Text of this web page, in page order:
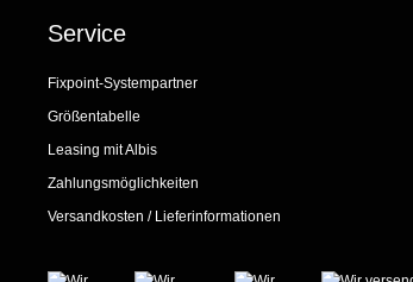
Service
Fixpoint-Systempartner
Größentabelle
Leasing mit Albis
Zahlungsmöglichkeiten
Versandkosten / Lieferinformationen